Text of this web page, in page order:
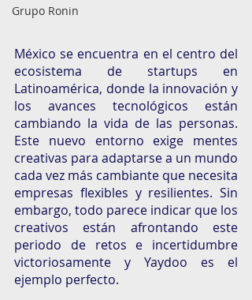
Grupo Ronin
México se encuentra en el centro del
ecosistema de startups en
Latinoamérica, donde la innovación y
los avances tecnológicos están
cambiando la vida de las personas.
Este nuevo entorno exige mentes
creativas para adaptarse a un mundo
cada vez más cambiante que necesita
empresas flexibles y resilientes. Sin
embargo, todo parece indicar que los
creativos están afrontando este
periodo de retos e incertidumbre
victoriosamente y Yaydoo es el
ejemplo perfecto.